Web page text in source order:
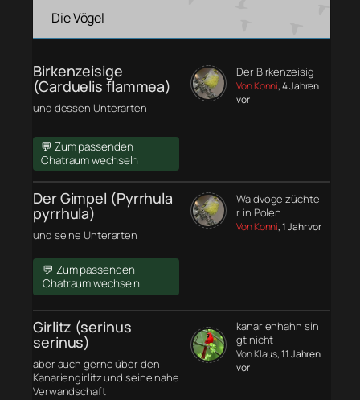
Die Vögel
Birkenzeisige
(Carduelis flammea)
und dessen Unterarten
💬 Zum passenden
Chatraum wechseln
Der Birkenzeisig
Von Konni, 4 Jahren
vor
Der Gimpel (Pyrrhula
pyrrhula)
und seine Unterarten
💬 Zum passenden
Chatraum wechseln
Waldvogelzüchte
r in Polen
Von Konni, 1 Jahr vor
Girlitz (serinus
serinus)
aber auch gerne über den
Kanariengirlitz und seine nahe
Verwandschaft
kanarienhahn sin
gt nicht
Von Klaus, 11 Jahren
vor